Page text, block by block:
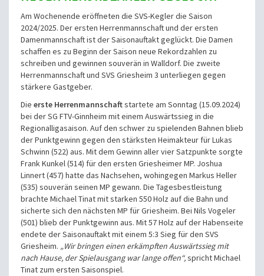
Am Wochenende eröffneten die SVS-Kegler die Saison
2024/2025. Der ersten Herrenmannschaft und der ersten
Damenmannschaft ist der Saisonauftakt geglückt. Die Damen
schaffen es zu Beginn der Saison neue Rekordzahlen zu
schreiben und gewinnen souverän in Walldorf. Die zweite
Herrenmannschaft und SVS Griesheim 3 unterliegen gegen
stärkere Gastgeber.
Die erste Herrenmannschaftstartete am Sonntag (15.09.2024)
bei der SG FTV-Ginnheim mit einem Auswärtssieg in die
Regionalligasaison. Auf den schwer zu spielenden Bahnen blieb
der Punktgewinn gegen den stärksten Heimakteur für Lukas
Schwinn (522) aus. Mit dem Gewinn aller vier Satzpunkte sorgte
Frank Kunkel (514) für den ersten Griesheimer MP. Joshua
Linnert (457) hatte das Nachsehen, wohingegen Markus Heller
(535) souverän seinen MP gewann. Die Tagesbestleistung
brachte Michael Tinat mit starken 550 Holz auf die Bahn und
sicherte sich den nächsten MP für Griesheim. Bei Nils Vogeler
(501) blieb der Punktgewinn aus. Mit 57 Holz auf der Habenseite
endete der Saisonauftakt mit einem 5:3 Sieg für den SVS
Griesheim. „Wir bringen einen erkämpften Auswärtssieg mit
nach Hause, der Spielausgang war lange offen“,spricht Michael
Tinat zum ersten Saisonspiel.